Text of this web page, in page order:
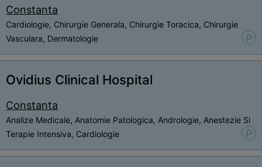
Constanta
Cardiologie, Chirurgie Generala, Chirurgie Toracica, Chirurgie
Vasculara, Dermatologie
P
Ovidius Clinical Hospital
Constanta
Analize Medicale, Anatomie Patologica, Andrologie, Anestezie Si
Terapie Intensiva, Cardiologie
P